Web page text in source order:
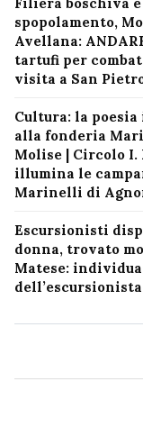
Filiera boschiva
spopolamento,
Avellana:
tartufi per
visita a San
Cultura: la
alla fonderia
Molise | Circolo I.
illumina le
Marinelli di
Escursionisti
donna, trovato
Matese: